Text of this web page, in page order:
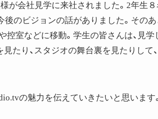
が会社見学に来社されました。2年生８
後のビジョンの話がありました。その
や控室などに移動。学生の皆さんは、見
たり、スタジオの舞台裏を見たりして
の魅力を伝えていきたいと思います。